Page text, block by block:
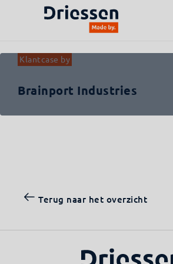
Terug naar het overzicht
Klantcase by
Brainport Industries
Terug naar het overzicht